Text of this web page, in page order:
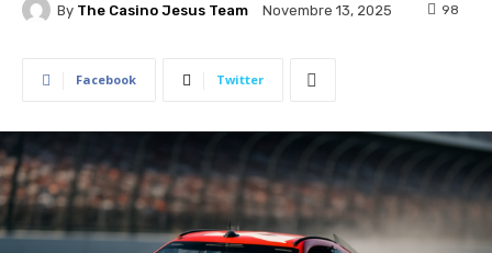
By The Casino Jesus Team Novembre 13, 2025 98
Facebook Twitter